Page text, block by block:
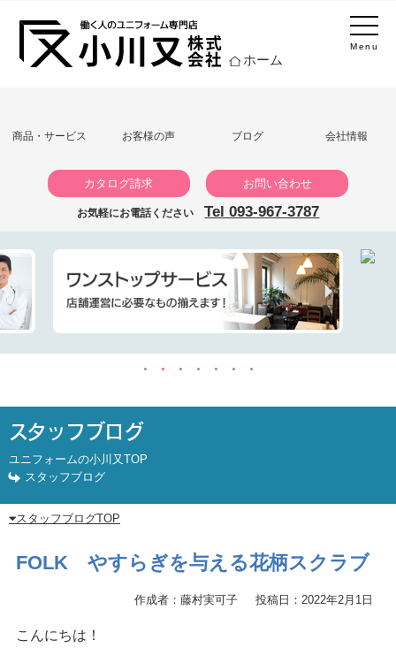
Menu
ホーム
商品・サービス お客様の声 ブログ 会社情報
カタログ請求 お問い合わせ
お気軽にお電話ください Tel 093-967-3787
スタッフブログ
ユニフォームの小川又TOP
スタッフブログ
スタッフブログTOP
FOLK やすらぎを与える花柄スクラブ
作成者：藤村実可子 投稿日：2022年2月1日
こんにちは！